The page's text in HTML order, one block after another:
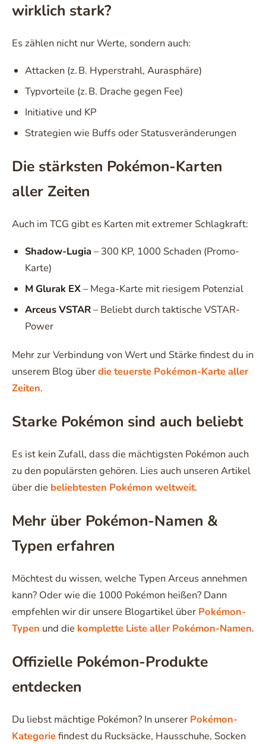
wirklich stark?
Es zählen nicht nur Werte, sondern auch:
Attacken (z. B. Hyperstrahl, Aurasphäre)
Typvorteile (z. B. Drache gegen Fee)
Initiative und KP
Strategien wie Buffs oder Statusveränderungen
Die stärksten Pokémon-Karten
aller Zeiten
Auch im TCG gibt es Karten mit extremer Schlagkraft:
Shadow-Lugia – 300 KP, 1000 Schaden (Promo-
Karte)
M Glurak EX– Mega-Karte mit riesigem Potenzial
Arceus VSTAR– Beliebt durch taktische VSTAR-
Power
Mehr zur Verbindung von Wert und Stärke findest du in
unserem Blog überdie teuerste Pokémon-Karte aller
Zeiten.
Starke Pokémon sind auch beliebt
Es ist kein Zufall, dass die mächtigsten Pokémon auch
zu den populärsten gehören. Lies auch unseren Artikel
über die beliebtesten Pokémon weltweit.
Mehr über Pokémon-Namen &
Typen erfahren
Möchtest du wissen, welche Typen Arceus annehmen
kann? Oder wie die 1000 Pokémon heißen? Dann
empfehlen wir dir unsere Blogartikel über Pokémon-
Typen und die komplette Liste aller Pokémon-Namen.
Offizielle Pokémon-Produkte
entdecken
Du liebst mächtige Pokémon? In unserer Pokémon-
Kategoriefindest du Rucksäcke, Hausschuhe, Socken